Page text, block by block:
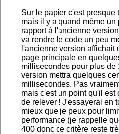
Sur le papier c'est presque
mais il y a quand même un
rapport à l'ancienne
va rendre le code un peu
l'ancienne version affichait
page principale en
millisecondes pour plus de
version mettra quelques
millisecondes. Pas
mais c'est un point qu'il est
de relever ! J'essayerai en
mieux que je peux pour
performance (je rappelle
400 donc ce critère reste